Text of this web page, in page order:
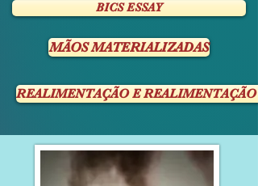
BICS ESSAY
MÃOS MATERIALIZADAS
REALIMENTAÇÃO E REALIMENTAÇÃO